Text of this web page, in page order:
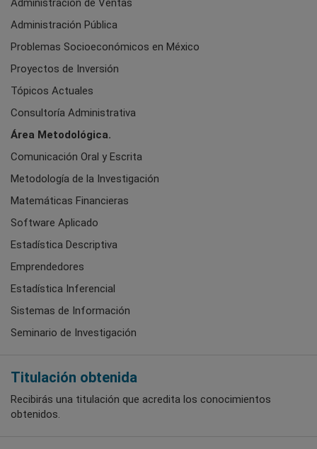
Administración Pública
Problemas Socioeconómicos en México
Proyectos de Inversión
Tópicos Actuales
Consultoría Administrativa
Área Metodológica.
Comunicación Oral y Escrita
Metodología de la Investigación
Matemáticas Financieras
Software Aplicado
Estadística Descriptiva
Emprendedores
Estadística Inferencial
Sistemas de Información
Seminario de Investigación
Titulación obtenida
Recibirás una titulación que acredita los conocimientos
obtenidos.